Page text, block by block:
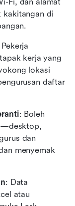
kakitangan di
kerja yang
lokasi
daftar
: Boleh
dan
menyemak
: Data
atau